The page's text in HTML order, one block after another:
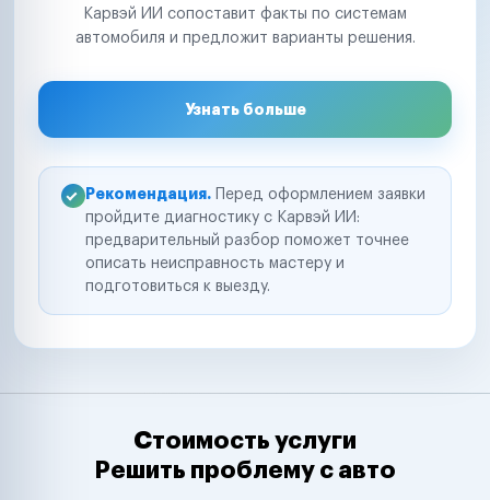
Карвэй ИИ сопоставит факты по системам
автомобиля и предложит варианты решения.
Узнать больше
Рекомендация. Перед оформлением заявки
пройдите диагностику с Карвэй ИИ:
предварительный разбор поможет точнее
описать неисправность мастеру и
подготовиться к выезду.
Стоимость услуги
Решить проблему с авто